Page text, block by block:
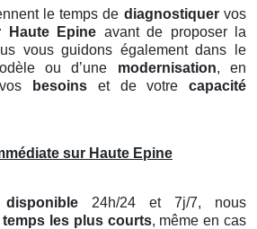
le temps de diagnostiquervos
Haute Epine avant de proposer la
vous guidons également dans le
ou d’une modernisation, en
besoins et de votre capacité
sur Haute Epine
disponible 24h/24 et 7j/7, nous
temps les plus courts, même en cas